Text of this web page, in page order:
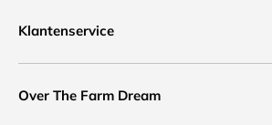
Klantenservice
Over The Farm Dream